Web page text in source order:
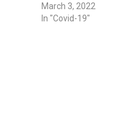
March 3, 2022
In "Covid-19"